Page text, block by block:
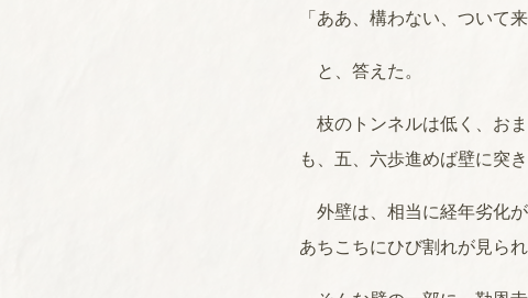
「ああ、構わない、ついて来
と、答えた。
枝のトンネルは低く、お
も、五、六歩進めば壁に突
外壁は、相当に経年劣化
あちこちにひび割れが見ら